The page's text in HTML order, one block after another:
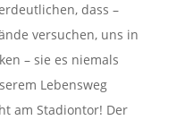
dass –
versuchen, uns in
– sie es niemals
Lebensweg
am Stadiontor! Der